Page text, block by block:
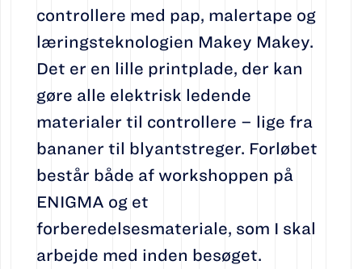
controllere med pap, malertape og
læringsteknologien Makey Makey.
Det er en lille printplade, der kan
gøre alle elektrisk ledende
materialer til controllere – lige fra
bananer til blyantstreger. Forløbet
består både af workshoppen på
ENIGMA og et
forberedelsesmateriale, som I skal
arbejde med inden besøget.